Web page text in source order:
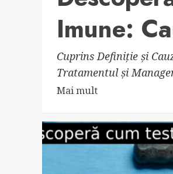
Imune:
Cuprins Definiție și
Tratamentul și
Mai multRead
about
Descoperă
Secretul